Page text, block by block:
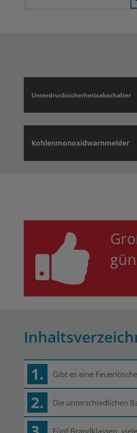
Unterdrucksicherheitsabschalter
Kohlenmonoxidwarnmelder
1.
Gibt es eine
2. Die unterschiedlichen
Fünf Brandklassen,